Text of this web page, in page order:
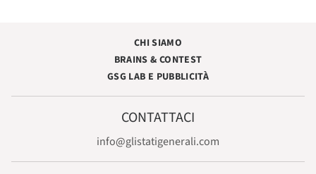
CHI SIAMO
BRAINS & CONTEST
GSG LAB E PUBBLICITÀ
CONTATTACI
info@glistatigenerali.com